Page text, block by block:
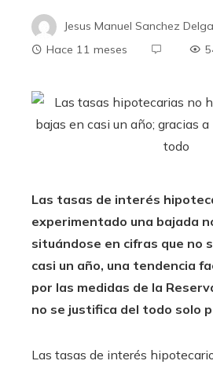
Jesus Manuel Sanchez
Hace 11 meses
Las tasas de interés
experimentado una bajada
situándose en cifras que no
casi un año, una tendencia
por las medidas de la
no se justifica del todo solo
Las tasas de interés